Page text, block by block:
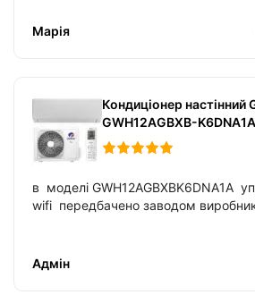
Марія
Кондиціонер настінний
GWH12AGBXB-K6DNA1A
в моделі GWH12AGBXBK6DNA1A
wifi передбачено заводом
Адмін